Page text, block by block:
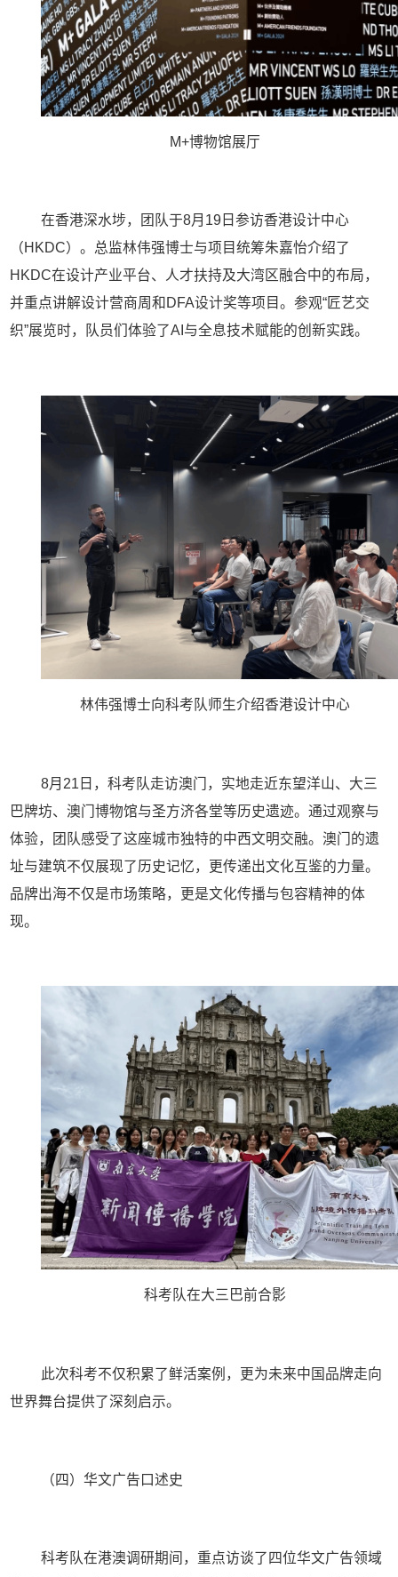
M+博物馆展厅
在香港深水埗，团队于8月 19 日参访香港设计中心
（HKDC）。总监林伟强博士与项目统筹朱嘉怡介绍了
HKDC在设计产业平台、人才扶持及大湾区融合中的布局，
并重点讲解设计营商周和 DFA设计奖等项目。参观“匠艺交
织”展览时，队员们体验了AI 与全息技术赋能的创新实践。
林伟强博士向科考队师生介绍香港设计中心
8月 21 日，科考队走访澳门，实地走近东望洋山、大三
巴牌坊、澳门博物馆与圣方济各堂等历史遗迹。通过观察与
体验，团队感受了这座城市独特的中西文明交融。澳门的遗
址与建筑不仅展现了历史记忆，更传递出文化互鉴的力量。
品牌出海不仅是市场策略，更是文化传播与包容精神的体
现。
科考队在大三巴前合影
此次科考不仅积累了鲜活案例，更为未来中国品牌走向
世界舞台提供了深刻启示。
（四）华文广告口述史
科考队在港澳调研期间，重点访谈了四位华文广告领域